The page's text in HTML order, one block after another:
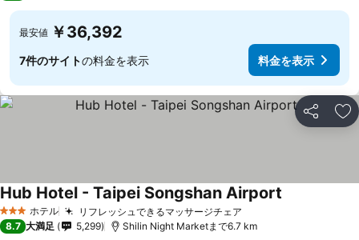
最安値 ￥36,392
7件のサイトの料金を表示 料金を表示
シェア お
3 ホテルのランク
ホテル リフレッシュできるマッサージチェア
Hub Hotel - Taipei Songshan Airport
8.7 大満足 5,299 Shilin Night Marketまで6.7 km